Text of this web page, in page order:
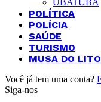
UBATUBA
POLÍTICA
POLÍCIA
SAÚDE
TURISMO
MUSA DO
Você já tem uma conta?
Siga-nos